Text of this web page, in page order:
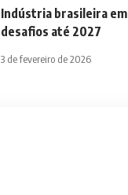
Indústria brasileira em
desafios até 2027
3 de fevereiro de 2026